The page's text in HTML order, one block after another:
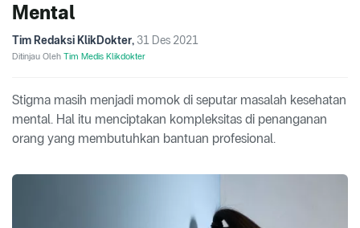
Mental
Tim Redaksi KlikDokter, 31 Des 2021
Ditinjau Oleh Tim Medis Klikdokter
Stigma masih menjadi momok di seputar masalah kesehatan
mental. Hal itu menciptakan kompleksitas di penanganan
orang yang membutuhkan bantuan profesional.